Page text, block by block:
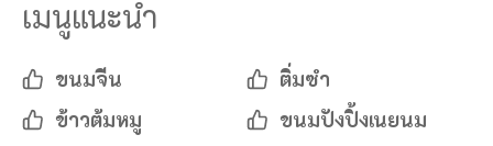
เมนูแนะนำ
ขนมจีน
ติ่มซำ
ข้าวต้มหมู
ขนมปังปิ้งเนยนม